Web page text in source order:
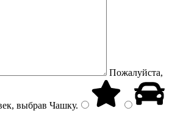
Пожалуйста,
выбрав Чашку.